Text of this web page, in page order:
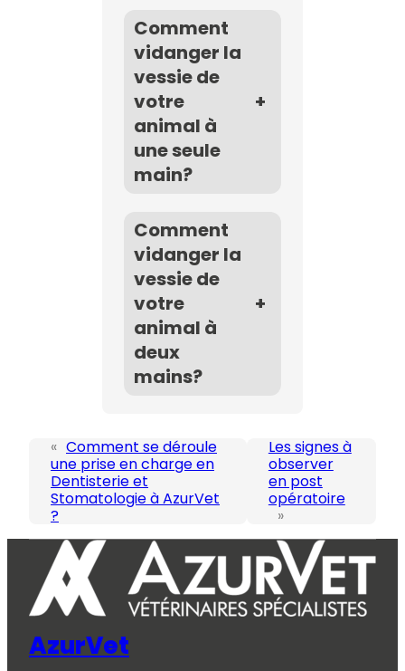
Comment
vidanger la
vessie de
votre
animal à
une seule
main?
+
Comment
vidanger la
vessie de
votre
animal à
deux
mains?
+
« Comment se déroule
une prise en charge en
Dentisterie et
Stomatologie à AzurVet
?
Les signes à
observer
en post
opératoire
»
AzurVet